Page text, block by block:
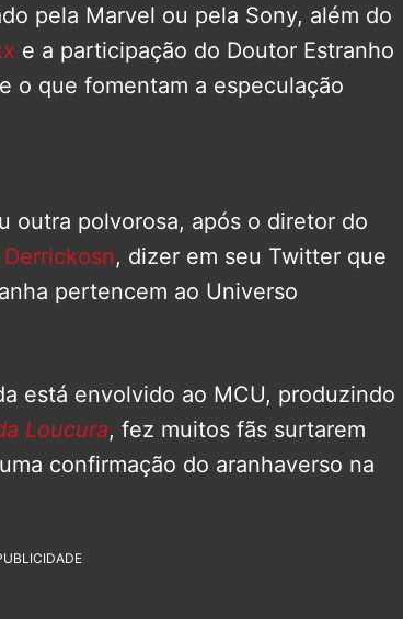
pela Marvel ou pela Sony, além do
e a participação do Doutor Estranho
o que fomentam a especulação
outra polvorosa, após o diretor do
, dizer em seu Twitter que
pertencem ao Universo
está envolvido ao MCU, produzindo
Loucura, fez muitos fãs surtarem
confirmação do aranhaverso na